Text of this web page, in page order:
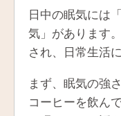
日中の眠気には
気」があります
され、日常生活
まず、眠気の強
コーヒーを飲ん